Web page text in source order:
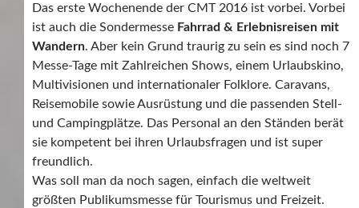
Das erste Wochenende der CMT 2016 ist vorbei. Vorbei
ist auch die Sondermesse Fahrrad & Erlebnisreisen mit
Wandern. Aber kein Grund traurig zu sein es sind noch 7
Messe-Tage mit Zahlreichen Shows, einem Urlaubskino,
Multivisionen und internationaler Folklore. Caravans,
Reisemobile sowie Ausrüstung und die passenden Stell-
und Campingplätze. Das Personal an den Ständen berät
sie kompetent bei ihren Urlaubsfragen und ist super
freundlich.
Was soll man da noch sagen, einfach die weltweit
größten Publikumsmesse für Tourismus und Freizeit.